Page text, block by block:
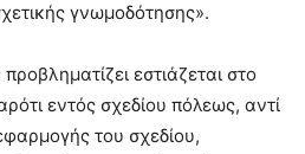
γνωμοδότησης».
εστιάζεται στο
εντός σχεδίου πόλεως, αντί
του σχεδίου,